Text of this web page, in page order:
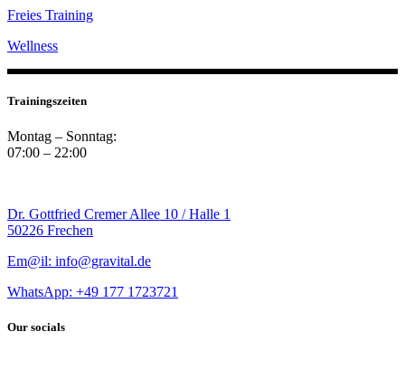
Freies Training
Wellness
Trainingszeiten
Montag – Sonntag:
07:00 – 22:00
Dr. Gottfried Cremer Allee 10 / Halle 1
50226 Frechen
Em@il: info@gravital.de
WhatsApp: +49 177 1723721
Our socials